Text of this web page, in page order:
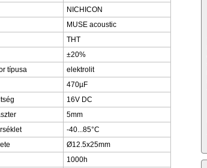
NICHICON
MUSE acoustic
THT
±20%
típusa
elektrolit
470µF
16V DC
5mm
-40...85°C
Ø12.5x25mm
1000h